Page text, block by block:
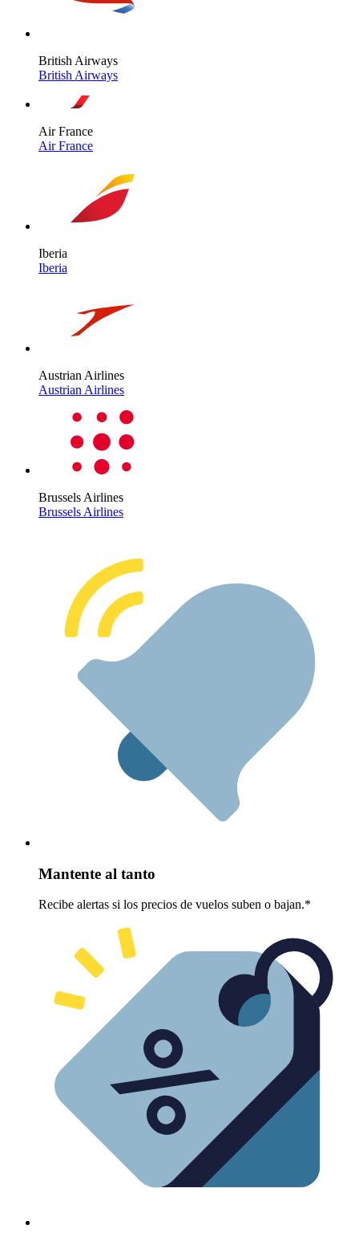
British Airways
British Airways
Air France
Air France
Iberia
Iberia
Austrian Airlines
Austrian Airlines
Brussels Airlines
Brussels Airlines
Mantente al tanto
Recibe alertas si los precios de vuelos suben o bajan.*